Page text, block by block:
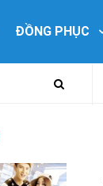
ĐỒNG PHỤC